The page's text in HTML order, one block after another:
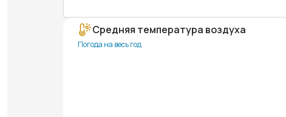
Средняя температура воздуха
Погода на весь год